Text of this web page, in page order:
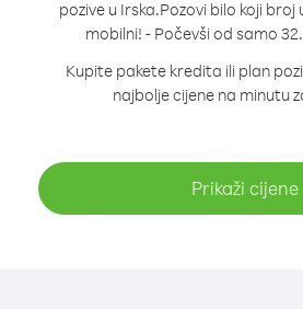
pozive u Irska.Pozovi bilo koji broj
mobilni! - Počevši od samo
Kupite pakete kredita ili plan
najbolje cijene na minutu
Prikaži cijene